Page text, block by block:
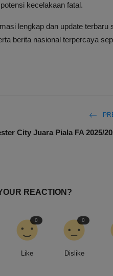
kecelakaan fatal.
lengkap dan update
berita nasional terpercaya
City Juara Piala FA 2025/
REACTION?
Like
0
Dislike
0